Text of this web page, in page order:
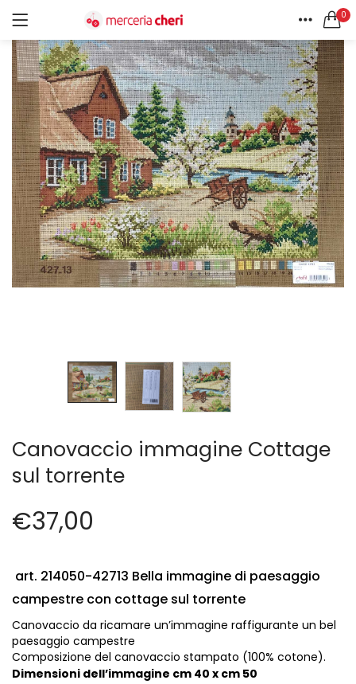
0
HOME
ACCOUNT
ACCEDI REGISTRATI
Ricordami
Password dimenticata?
CERCA IN:
Tutte le categorie
Accessori Design (56)
Accessori merceria (94)
Cesti portalavoro (8)
Aghi e spilli (24)
Applicazioni (26)
Borse (6)
Bottoni Vintage (204)
Lotti di Bottoni vintage (27)
Bottoni/alamari/automatici (46)
Cerniere lampo / Zip/Fibbie (27)
Elastici (10)
Fodere (5)
Guanti (1)
Minuterie (58)
Nastri, fettucce, cordoni, (49)
Prodotti per la sartoria (34)
Ricamo (119)
Canovacci Completi di Filati e Ago (24)
Sciarpe (8)
Set di Bottoni Vintage (77)
Canovaccio immagine Cottage
sul torrente
€37,00
art. 214050-42713 Bella immagine di paesaggio
campestre con cottage sul torrente
Canovaccio da ricamare un’immagine raffigurante un bel
paesaggio campestre
Composizione del canovaccio stampato (100% cotone).
Dimensioni dell’immagine cm 40 x cm 50